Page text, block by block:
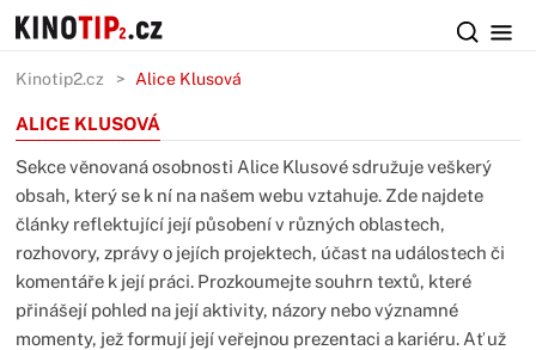
Kinotip2.cz Alice Klusová
ALICE KLUSOVÁ
Sekce věnovaná osobnosti Alice Klusové sdružuje veškerý
obsah, který se k ní na našem webu vztahuje. Zde najdete
články reflektující její působení v různých oblastech,
rozhovory, zprávy o jejích projektech, účast na událostech či
komentáře k její práci. Prozkoumejte souhrn textů, které
přinášejí pohled na její aktivity, názory nebo významné
momenty, jež formují její veřejnou prezentaci a kariéru. Ať už